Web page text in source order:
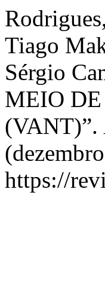
Tiago
Sérgio
MEIO
(VANT)”.
https://